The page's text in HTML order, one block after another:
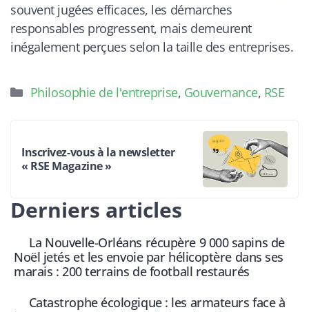
souvent jugées efficaces, les démarches
responsables progressent, mais demeurent
inégalement perçues selon la taille des entreprises.
Catégories
Philosophie de l'entreprise, Gouvernance, RSE
Inscrivez-vous à la newsletter
« RSE Magazine »
Derniers articles
La Nouvelle-Orléans récupère 9 000 sapins de
Noël jetés et les envoie par hélicoptère dans ses
marais : 200 terrains de football restaurés
Catastrophe écologique : les armateurs face à